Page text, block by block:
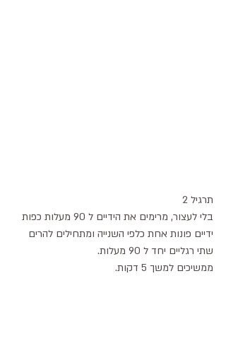
תרגיל 2
בלי לעצור, מרימים את הידיים ל 90 מעלות כפות
ידיים פונות אחת כלפי השנייה ומתחילים להרים
שתי רגליים יחד ל 90 מעלות.
ממשיכים למשך 5 דקות.